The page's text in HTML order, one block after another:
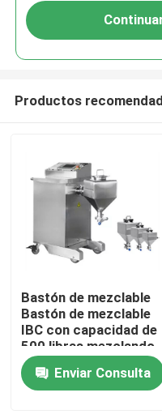
Productos
Sobre nosotros
Productos
Bastón de mezclable
Bastón de mezclable
IBC con capacidad de
500 libras mezclando
60 Hz
Enviar Consulta